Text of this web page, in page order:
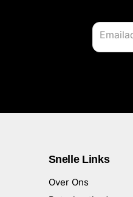
Snelle Links
Over Ons